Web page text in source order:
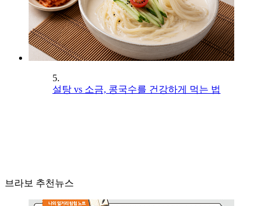
5.
설탕 vs 소금, 콩국수를 건강하게 먹는 법
브라보 추천뉴스